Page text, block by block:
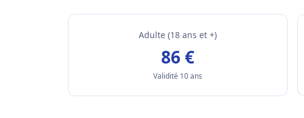
Adulte (18 ans et +)
86 €
Validité 10 ans